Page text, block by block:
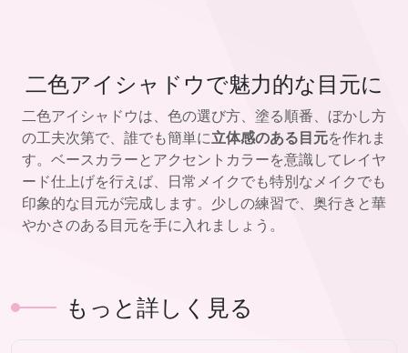
二色アイシャドウで魅力的な目元に
二色アイシャドウは、色の選び方、塗る順番、ぼかし方
の工夫次第で、誰でも簡単に立体感のある目元を作れま
す。ベースカラーとアクセントカラーを意識してレイヤ
ード仕上げを行えば、日常メイクでも特別なメイクでも
印象的な目元が完成します。少しの練習で、奥行きと華
やかさのある目元を手に入れましょう。
もっと詳しく見る